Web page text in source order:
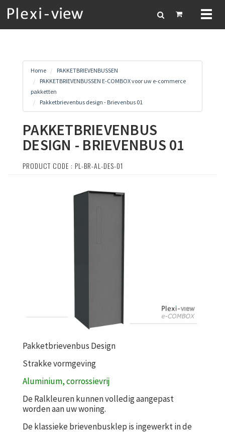
Home
PAKKETBRIEVENBUSSEN
PAKKETBRIEVENBUSSEN E-COMBOX voor uw e-commerce
pakketten
Pakketbrievenbus design - Brievenbus 01
PAKKETBRIEVENBUS
DESIGN - BRIEVENBUS 01
PRODUCT CODE : PL-BR-AL-DES-01
Pakketbrievenbus Design
Strakke vormgeving
Aluminium, corrossievrij
De Ralkleuren kunnen volledig aangepast
worden aan uw woning.
De klassieke brievenbusklep is ingewerkt in de